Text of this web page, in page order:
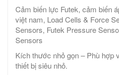
Cảm biến lực Futek, cảm biến
việt nam, Load Cells & Force
Sensors, Futek Pressure
Sensors
Kích thước nhỏ gọn – Phù hợp
thiết bị siêu nhỏ.